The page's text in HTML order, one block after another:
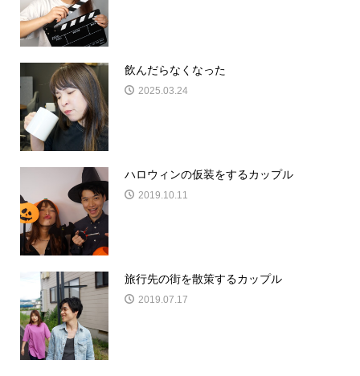
飲んだらなくなった
2025.03.24
ハロウィンの仮装をするカップル
2019.10.11
旅行先の街を散策するカップル
2019.07.17